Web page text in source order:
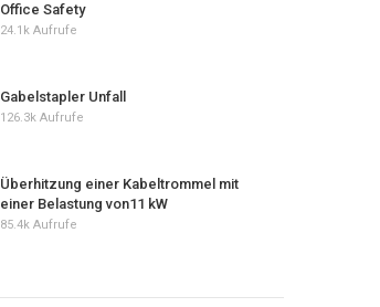
Office Safety
24.1k Aufrufe
Gabelstapler Unfall
126.3k Aufrufe
Überhitzung einer Kabeltrommel mit
einer Belastung von11 kW
85.4k Aufrufe